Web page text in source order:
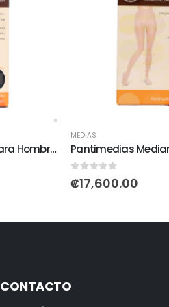
Calcetines de Compresión Para Hombre 15-20 mmHg
MEDIAS
0out of 5
₡17,600.00
CONTACTO